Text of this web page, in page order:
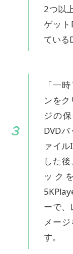
2つ以
ゲット
ている
「一
ンをク
ジの
DVD
ァイ
した
ック
ーで、
メー
す。